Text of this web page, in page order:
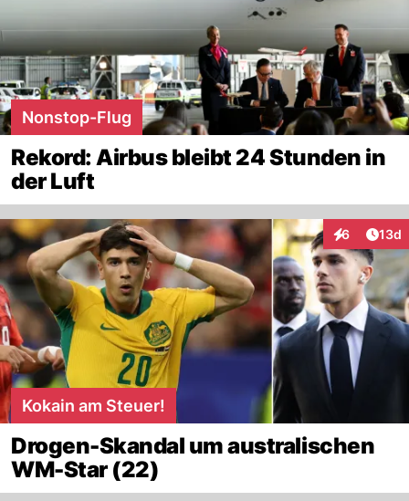
Nonstop-Flug
Rekord: Airbus bleibt 24 Stunden in
der Luft
6
Interaktionen
13d
Kokain am Steuer!
Drogen-Skandal um australischen
WM-Star (22)